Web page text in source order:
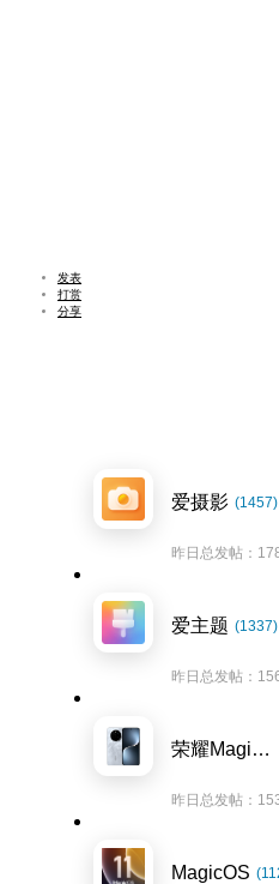
发表
打赏
分享
爱摄影 (1457)
昨日总发帖：
爱主题 (1337)
昨日总发帖：
荣耀Magic7系列
昨日总发帖：
MagicOS